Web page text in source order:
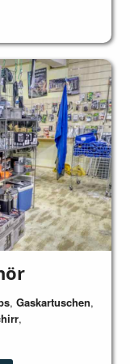
, Gaskartuschen,
,